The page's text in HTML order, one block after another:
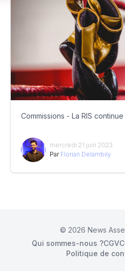
Commissions - La RIS
mercredi 21 juin 2023
Par Florian Delambily
© 2026 News
Qui sommes-nous ?CGV
Politique de